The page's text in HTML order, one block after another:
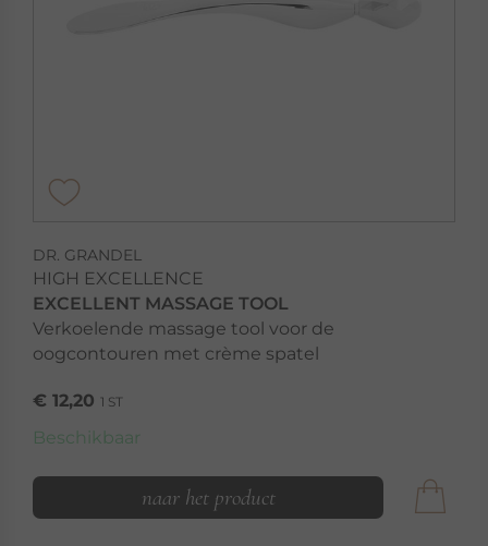
DR. GRANDEL
HIGH EXCELLENCE
EXCELLENT MASSAGE TOOL
Verkoelende massage tool voor de
oogcontouren met crème spatel
€ 12,20 1 ST
Beschikbaar
naar het product